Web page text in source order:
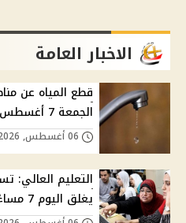
الاخبار العامة
قطع المياه عن
الجمعة 7 أغسطس بسبب أعمال مترو الطالبية
يغلق اليوم 7 مساءً دون مد للمهلة